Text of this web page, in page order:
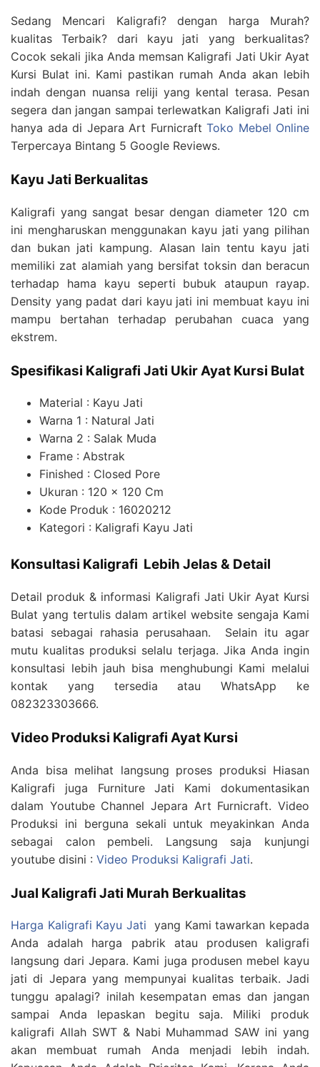
Sedang Mencari Kaligrafi? dengan harga Murah?
kualitas Terbaik? dari kayu jati yang berkualitas?
Cocok sekali jika Anda memsan Kaligrafi Jati Ukir Ayat
Kursi Bulat ini. Kami pastikan rumah Anda akan lebih
indah dengan nuansa reliji yang kental terasa. Pesan
segera dan jangan sampai terlewatkan Kaligrafi Jati ini
hanya ada di Jepara Art Furnicraft Toko Mebel Online
Terpercaya Bintang 5 Google Reviews.
Kayu Jati Berkualitas
Kaligrafi yang sangat besar dengan diameter 120 cm
ini mengharuskan menggunakan kayu jati yang pilihan
dan bukan jati kampung. Alasan lain tentu kayu jati
memiliki zat alamiah yang bersifat toksin dan beracun
terhadap hama kayu seperti bubuk ataupun rayap.
Density yang padat dari kayu jati ini membuat kayu ini
mampu bertahan terhadap perubahan cuaca yang
ekstrem.
Spesifikasi Kaligrafi Jati Ukir Ayat Kursi Bulat
Material : Kayu Jati
Warna 1 : Natural Jati
Warna 2 : Salak Muda
Frame : Abstrak
Finished : Closed Pore
Ukuran : 120 x 120 Cm
Kode Produk : 16020212
Kategori : Kaligrafi Kayu Jati
Konsultasi Kaligrafi Lebih Jelas & Detail
Detail produk & informasi Kaligrafi Jati Ukir Ayat Kursi
Bulat yang tertulis dalam artikel website sengaja Kami
batasi sebagai rahasia perusahaan. Selain itu agar
mutu kualitas produksi selalu terjaga. Jika Anda ingin
konsultasi lebih jauh bisa menghubungi Kami melalui
kontak yang tersedia atau WhatsApp ke
082323303666.
Video Produksi Kaligrafi Ayat Kursi
Anda bisa melihat langsung proses produksi Hiasan
Kaligrafi juga Furniture Jati Kami dokumentasikan
dalam Youtube Channel Jepara Art Furnicraft. Video
Produksi ini berguna sekali untuk meyakinkan Anda
sebagai calon pembeli. Langsung saja kunjungi
youtube disini : Video Produksi Kaligrafi Jati.
Jual Kaligrafi Jati Murah Berkualitas
Harga Kaligrafi Kayu Jati yang Kami tawarkan kepada
Anda adalah harga pabrik atau produsen kaligrafi
langsung dari Jepara. Kami juga produsen mebel kayu
jati di Jepara yang mempunyai kualitas terbaik. Jadi
tunggu apalagi? inilah kesempatan emas dan jangan
sampai Anda lepaskan begitu saja. Miliki produk
kaligrafi Allah SWT & Nabi Muhammad SAW ini yang
akan membuat rumah Anda menjadi lebih indah.